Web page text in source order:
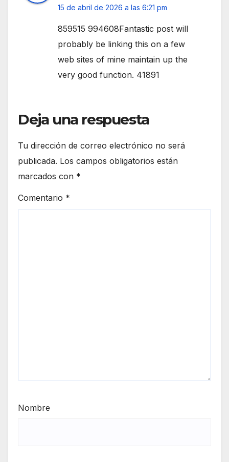
15 de abril de 2026 a las 6:21 pm
859515 994608Fantastic post will
probably be linking this on a few
web sites of mine maintain up the
very good function. 41891
Deja una respuesta
Tu dirección de correo electrónico no será
publicada. Los campos obligatorios están
marcados con *
Comentario *
Nombre